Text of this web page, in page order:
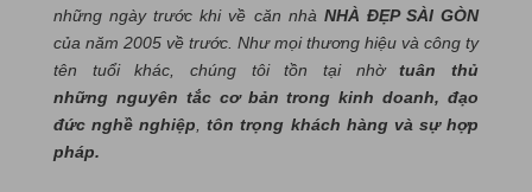
những ngày trước khi về căn nhà NHÀ ĐẸP SÀI GÒN
của năm 2005 về trước. Như mọi thương hiệu và công ty
tên tuổi khác, chúng tôi tồn tại nhờtuân thủ
những nguyên tắc cơ bản trong kinh doanh, đạo
đức nghề nghiệp,tôn trọng khách hàng và sự hợp
pháp.